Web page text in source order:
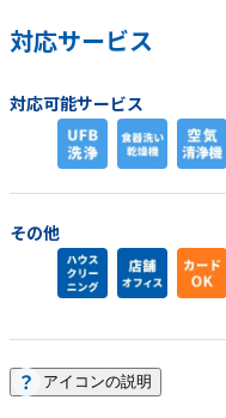
対応サービス
対応可能サービス
その他
アイコンの説明